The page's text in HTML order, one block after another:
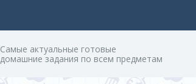
Cамые актуальные готовые
домашние задания по всем предметам